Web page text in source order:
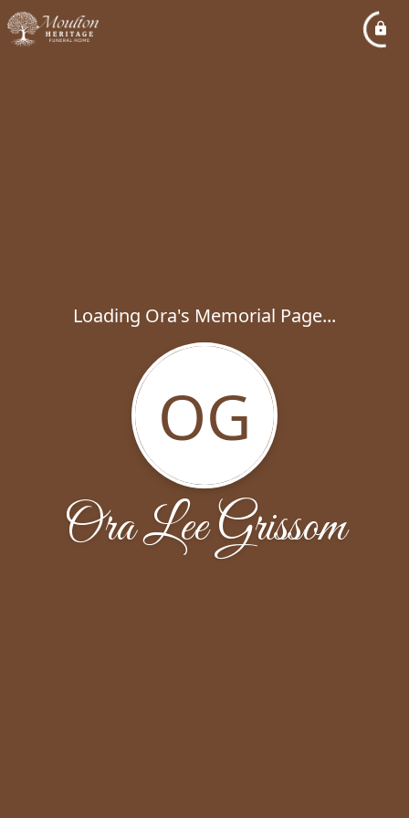
Loading Ora's Memorial Page...
OG
Ora Lee Grissom